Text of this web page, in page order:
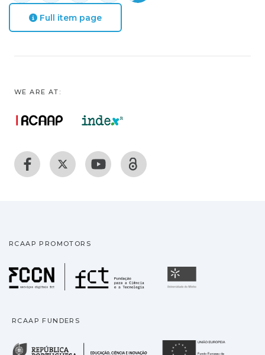
Full item page
WE ARE AT:
RCAAP PROMOTORS
Fundação para a
RCAAP FUNDERS
República Portuguesa